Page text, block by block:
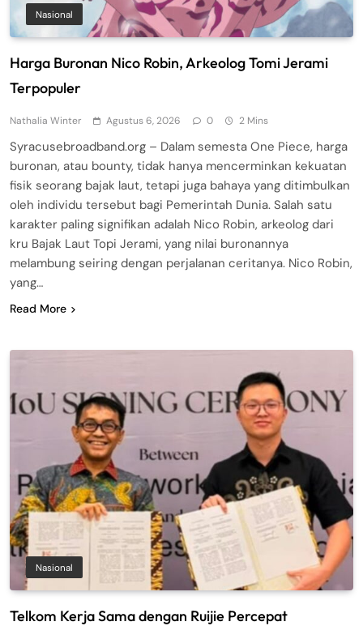
Nasional
Harga Buronan Nico Robin, Arkeolog Tomi Jerami
Terpopuler
Nathalia Winter Agustus 6, 2026 0 2 Mins
Syracusebroadband.org – Dalam semesta One Piece, harga
buronan, atau bounty, tidak hanya mencerminkan kekuatan
fisik seorang bajak laut, tetapi juga bahaya yang ditimbulkan
oleh individu tersebut bagi Pemerintah Dunia. Salah satu
karakter paling signifikan adalah Nico Robin, arkeolog dari
kru Bajak Laut Topi Jerami, yang nilai buronannya
melambung seiring dengan perjalanan ceritanya. Nico Robin,
yang…
Read More
Nasional
Telkom Kerja Sama dengan Ruijie Percepat